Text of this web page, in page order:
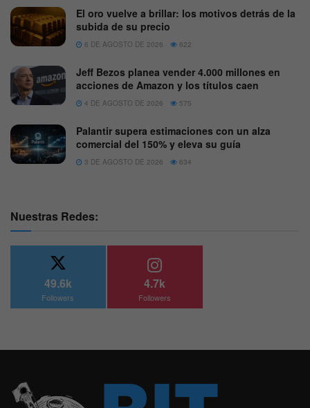
El oro vuelve a brillar: los motivos detrás de la
subida de su precio
6 DE AGOSTO DE 2026 622
Jeff Bezos planea vender 4.000 millones en
acciones de Amazon y los títulos caen
4 DE AGOSTO DE 2026 575
Palantir supera estimaciones con un alza
comercial del 150% y eleva su guía
3 DE AGOSTO DE 2026 634
Nuestras Redes:
49.6k
Followers
4.7k
Followers